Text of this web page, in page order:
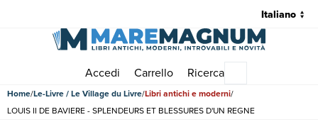
Accedi Carrello Ricerca
Home Le-Livre / Le Village du Livre Libri antichi e moderni
LOUIS II DE BAVIERE - SPLENDEURS ET BLESSURES D'UN REGNE